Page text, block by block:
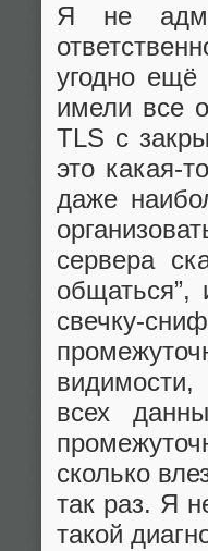
Я не
угодно ещё
имели все
TLS с
это какая-
даже
сервера
свечку-
всех
сколько
так раз. Я
такой